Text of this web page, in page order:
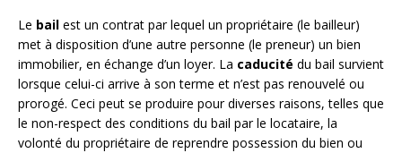
Le bail est un contrat par lequel un propriétaire (le bailleur)
met à disposition d’une autre personne (le preneur) un bien
immobilier, en échange d’un loyer. La caducité du bail survient
lorsque celui-ci arrive à son terme et n’est pas renouvelé ou
prorogé. Ceci peut se produire pour diverses raisons, telles que
le non-respect des conditions du bail par le locataire, la
volonté du propriétaire de reprendre possession du bien ou